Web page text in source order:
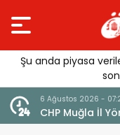
Şu anda piyasa
Görevler Belli Oldu